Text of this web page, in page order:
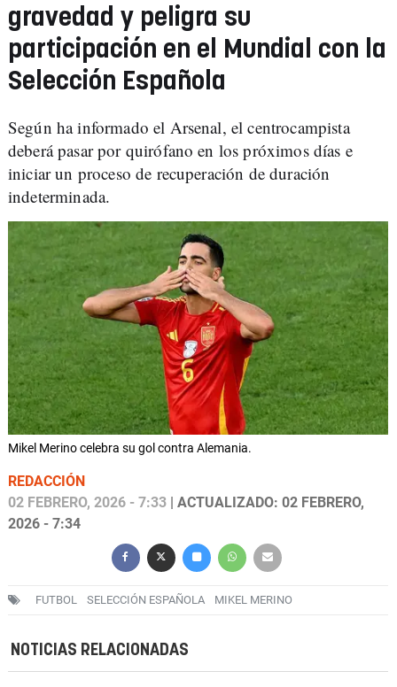
gravedad y peligra su
participación en el Mundial con la
Selección Española
Según ha informado el Arsenal, el centrocampista
deberá pasar por quirófano en los próximos días e
iniciar un proceso de recuperación de duración
indeterminada.
Mikel Merino celebra su gol contra Alemania.
REDACCIÓN
02 FEBRERO, 2026 - 7:33 | ACTUALIZADO: 02 FEBRERO,
2026 - 7:34
FUTBOL SELECCIÓN ESPAÑOLA MIKEL MERINO
NOTICIAS RELACIONADAS